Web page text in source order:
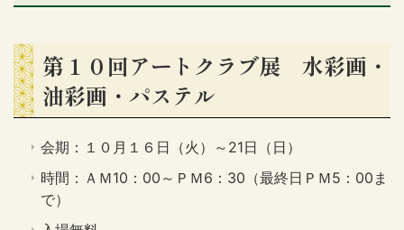
第１０回アートクラブ展 水彩画・
油彩画・パステル
会期：１０月１６日（火）～21日（日）
時間：ＡＭ10：00～ＰＭ6：30（最終日ＰＭ5：00ま
で）